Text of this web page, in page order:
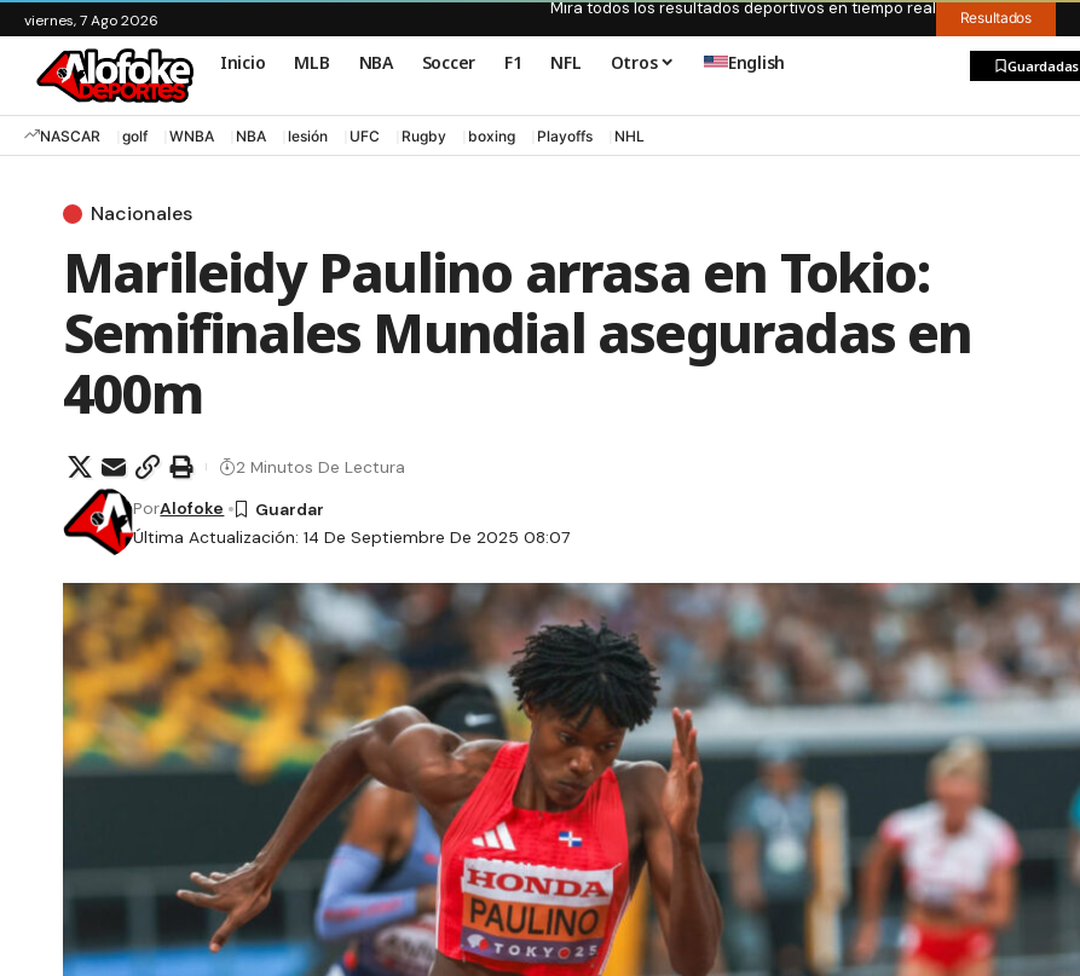
viernes, 7 Ago 2026
Mira todos los resultados deportivos en tiempo real Resultados
Inicio MLB NBA Soccer F1 NFL Otros English Guardadas
NASCAR golf WNBA NBA lesión UFC Rugby boxing Playoffs NHL
Nacionales
Marileidy Paulino arrasa en Tokio:
Semifinales Mundial aseguradas en
400m
Última Actualización: 14 De Septiembre De 2025 08:07
PorAlofoke
2 Minutos De Lectura